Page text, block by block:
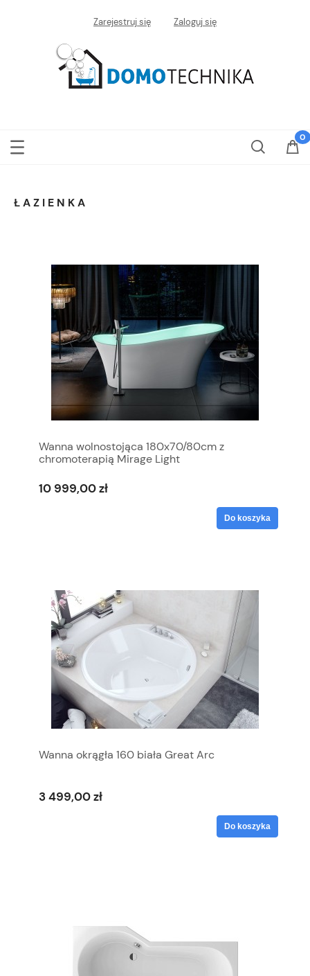
Zarejestruj się Zaloguj się
ŁAZIENKA
Wanna wolnostojąca 180x70/80cm z
chromoterapią Mirage Light
10 999,00 zł
Do koszyka
Wanna okrągła 160 biała Great Arc
3 499,00 zł
Do koszyka